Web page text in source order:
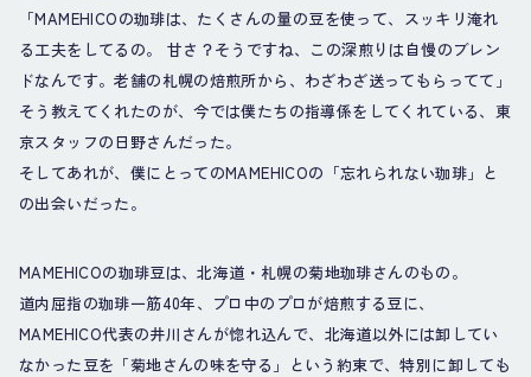
「MAMEHICOの珈琲は、たくさんの量の豆を使って、スッキリ淹れ
る工夫をしてるの。 甘さ？そうですね、この深煎りは自慢のブレン
ドなんです。老舗の札幌の焙煎所から、わざわざ送ってもらってて」
そう教えてくれたのが、今では僕たちの指導係をしてくれている、東
京スタッフの日野さんだった。
そしてあれが、僕にとってのMAMEHICOの「忘れられない珈琲」と
の出会いだった。
MAMEHICOの珈琲豆は、北海道・札幌の菊地珈琲さんのもの。
道内屈指の珈琲一筋40年、プロ中のプロが焙煎する豆に、
MAMEHICO代表の井川さんが惚れ込んで、北海道以外には卸してい
なかった豆を「菊地さんの味を守る」という約束で、特別に卸しても